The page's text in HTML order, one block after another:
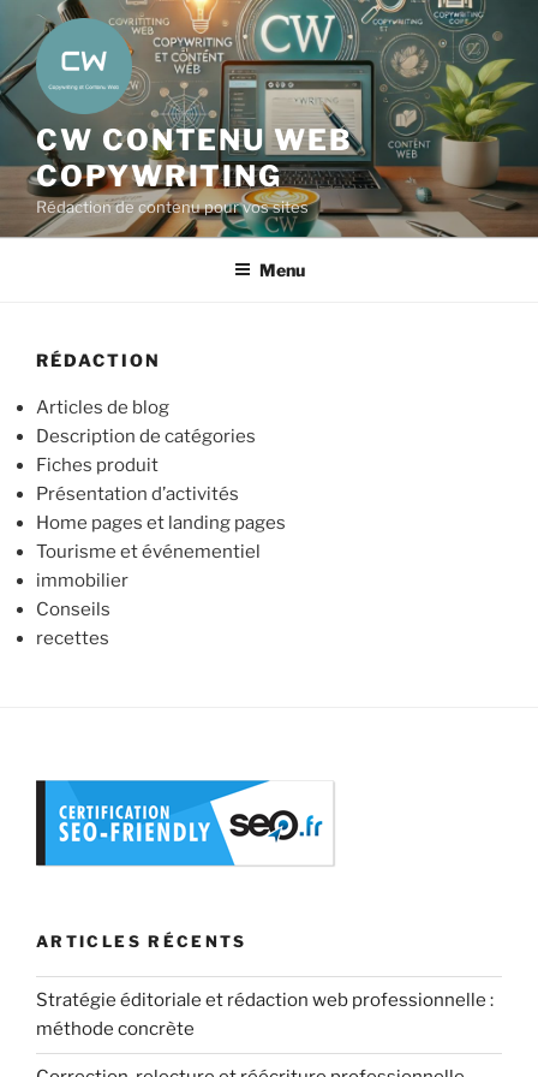
Aller
contenu
principal
CW CONTENU WEB
COPYWRITING
Rédaction de contenu pour vos sites
Menu
RÉDACTION
Articles de blog
Description de catégories
Fiches produit
Présentation d’activités
Home pages et landing pages
Tourisme et événementiel
immobilier
Conseils
recettes
ARTICLES RÉCENTS
Stratégie éditoriale et rédaction web professionnelle :
méthode concrète